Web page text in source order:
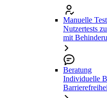
Manuelle
Nutzertests
mit
Beratung
Individuelle